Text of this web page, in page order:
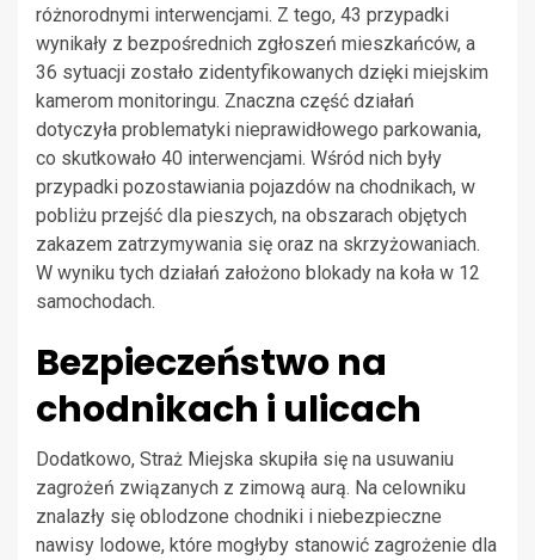
różnorodnymi interwencjami. Z tego, 43 przypadki
wynikały z bezpośrednich zgłoszeń mieszkańców, a
36 sytuacji zostało zidentyfikowanych dzięki miejskim
kamerom monitoringu. Znaczna część działań
dotyczyła problematyki nieprawidłowego parkowania,
co skutkowało 40 interwencjami. Wśród nich były
przypadki pozostawiania pojazdów na chodnikach, w
pobliżu przejść dla pieszych, na obszarach objętych
zakazem zatrzymywania się oraz na skrzyżowaniach.
W wyniku tych działań założono blokady na koła w 12
samochodach.
Bezpieczeństwo na
chodnikach i ulicach
Dodatkowo, Straż Miejska skupiła się na usuwaniu
zagrożeń związanych z zimową aurą. Na celowniku
znalazły się oblodzone chodniki i niebezpieczne
nawisy lodowe, które mogłyby stanowić zagrożenie dla